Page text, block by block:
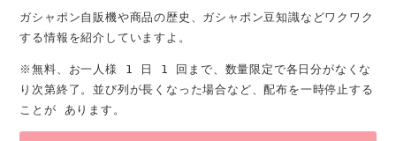
ガシャポン自販機や商品の歴史、ガシャポン豆知識などワクワク
する情報を紹介していますよ。
※無料、お一人様 1 日 1 回まで、数量限定で各日分がなくな
り次第終了。並び列が長くなった場合など、配布を一時停止する
ことが あります。